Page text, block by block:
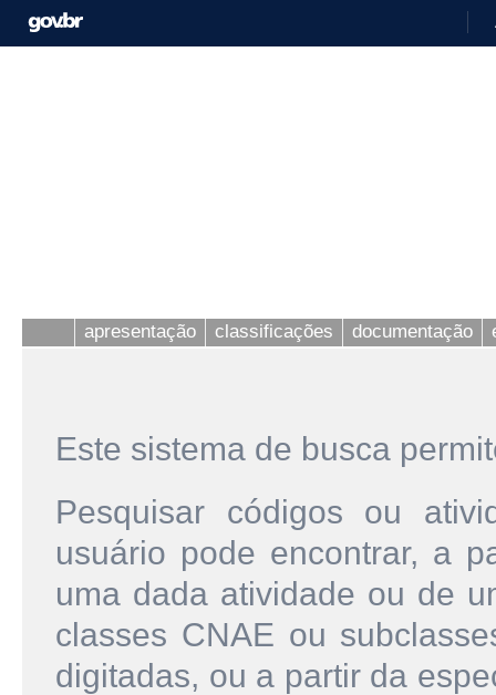
apresentação classificações documentação
Este sistema de busca
Pesquisar códigos ou
usuário pode encontrar, a
uma dada atividade ou de
classes CNAE ou
digitadas, ou a partir da